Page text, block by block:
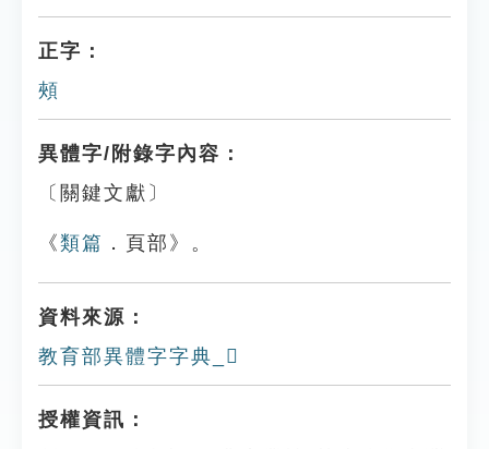
正字：
頰
異體字/附錄字內容：
〔關鍵文獻〕
《類篇 ．頁部》。
資料來源：
教育部異體字字典_𩔯
授權資訊：